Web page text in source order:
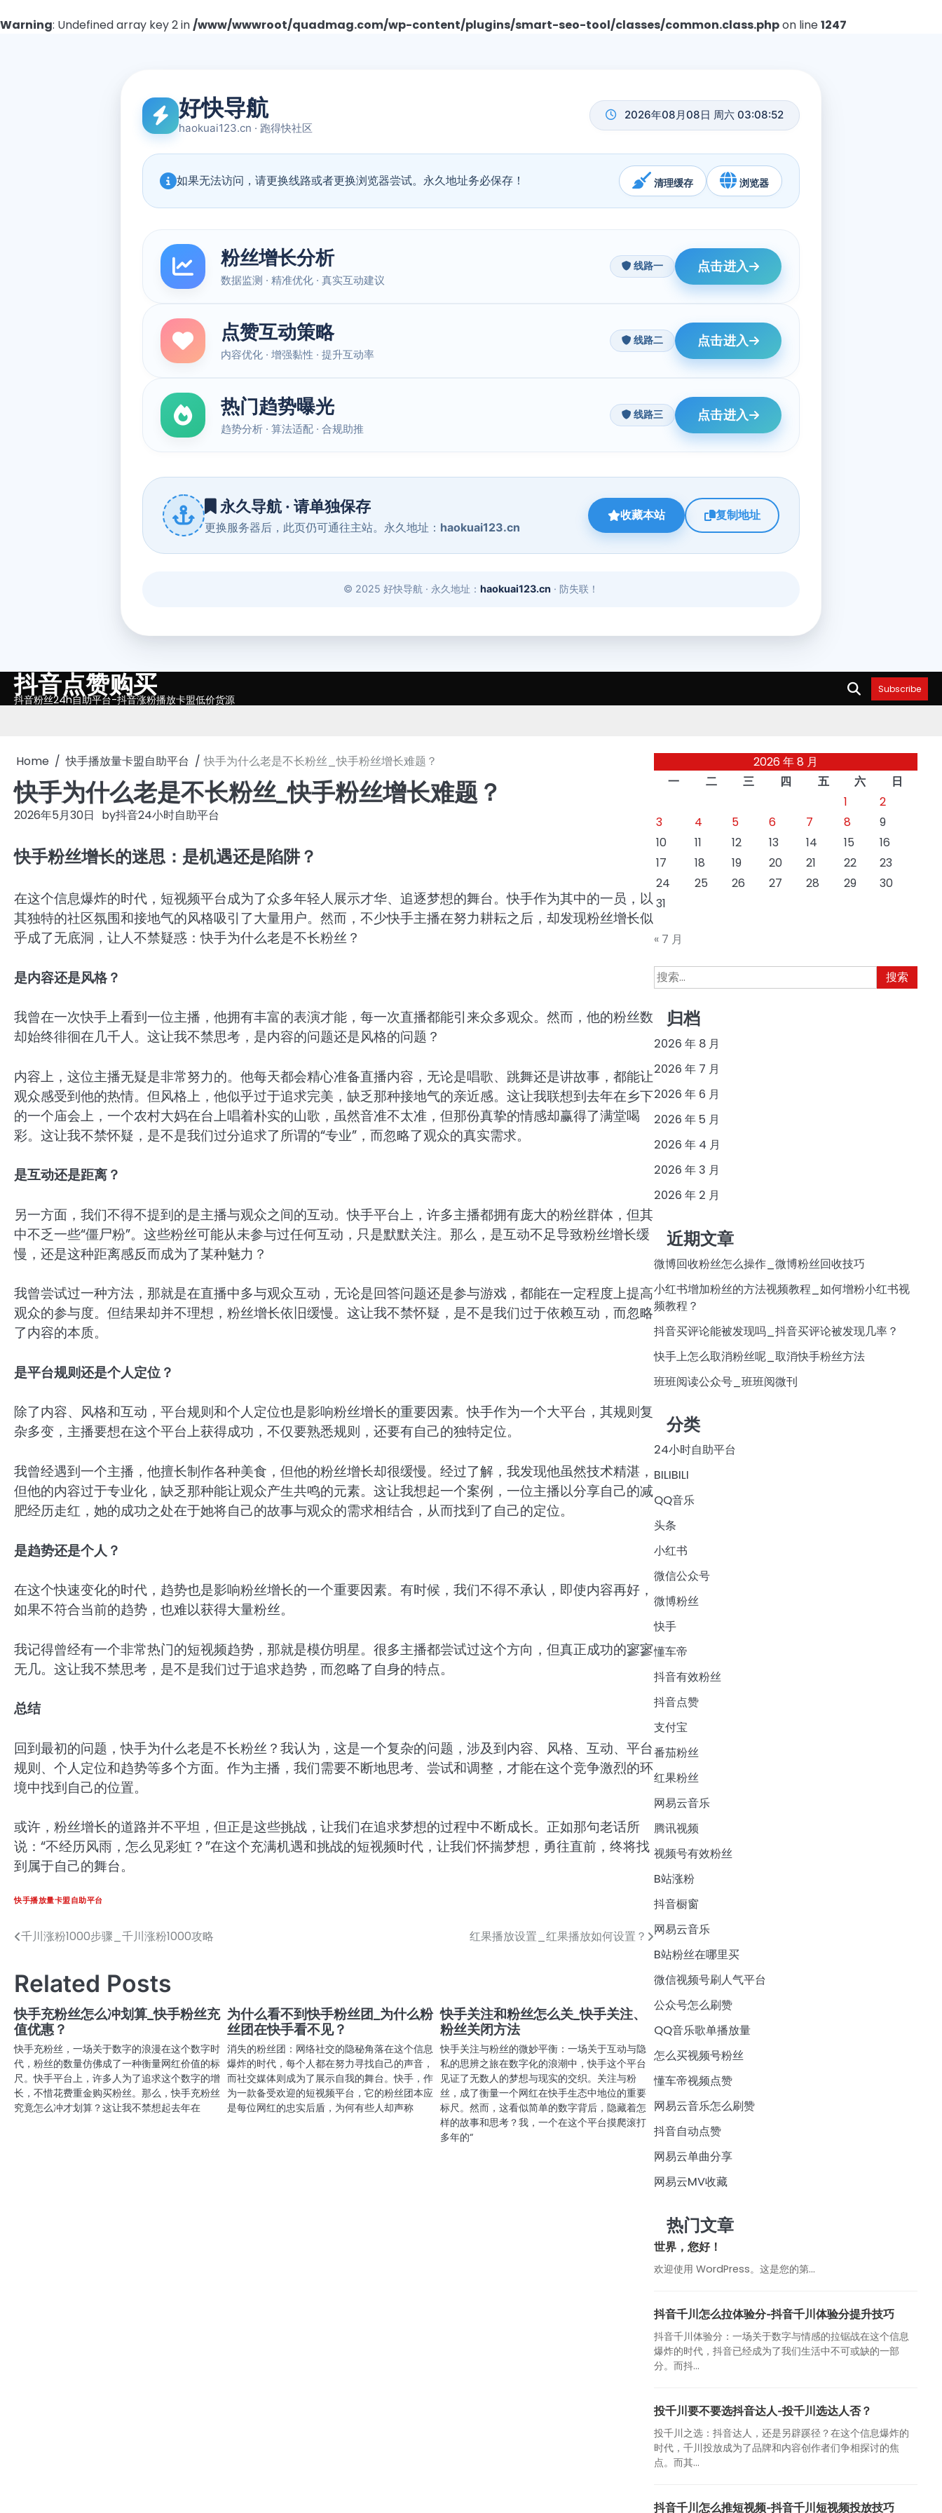
Warning: Undefined array key 2 in/www/wwwroot/quadmag.com/wp-content/plugins/smart-seo-tool/classes/common.class.phpon line1247
Skip抖音点赞购买
抖音粉丝24h自助平台-抖音涨粉播放卡盟低价货源
Subscribe
Home 快手播放量卡盟自助平台 快手为什么老是不长粉丝_快手粉丝增长难题？
快手为什么老是不长粉丝_快手粉丝增长难题？
2026年5月30日 by抖音24小时自助平台
快手粉丝增长的迷思：是机遇还是陷阱？
在这个信息爆炸的时代，短视频平台成为了众多年轻人展示才华、追逐梦想的舞台。快手作为其中的一员，以
其独特的社区氛围和接地气的风格吸引了大量用户。然而，不少快手主播在努力耕耘之后，却发现粉丝增长似
乎成了无底洞，让人不禁疑惑：快手为什么老是不长粉丝？
是内容还是风格？
我曾在一次快手上看到一位主播，他拥有丰富的表演才能，每一次直播都能引来众多观众。然而，他的粉丝数
却始终徘徊在几千人。这让我不禁思考，是内容的问题还是风格的问题？
内容上，这位主播无疑是非常努力的。他每天都会精心准备直播内容，无论是唱歌、跳舞还是讲故事，都能让
观众感受到他的热情。但风格上，他似乎过于追求完美，缺乏那种接地气的亲近感。这让我联想到去年在乡下
的一个庙会上，一个农村大妈在台上唱着朴实的山歌，虽然音准不太准，但那份真挚的情感却赢得了满堂喝
彩。这让我不禁怀疑，是不是我们过分追求了所谓的“专业”，而忽略了观众的真实需求。
是互动还是距离？
另一方面，我们不得不提到的是主播与观众之间的互动。快手平台上，许多主播都拥有庞大的粉丝群体，但其
中不乏一些“僵尸粉”。这些粉丝可能从未参与过任何互动，只是默默关注。那么，是互动不足导致粉丝增长缓
慢，还是这种距离感反而成为了某种魅力？
我曾尝试过一种方法，那就是在直播中多与观众互动，无论是回答问题还是参与游戏，都能在一定程度上提高
观众的参与度。但结果却并不理想，粉丝增长依旧缓慢。这让我不禁怀疑，是不是我们过于依赖互动，而忽略
了内容的本质。
是平台规则还是个人定位？
除了内容、风格和互动，平台规则和个人定位也是影响粉丝增长的重要因素。快手作为一个大平台，其规则复
杂多变，主播要想在这个平台上获得成功，不仅要熟悉规则，还要有自己的独特定位。
我曾经遇到一个主播，他擅长制作各种美食，但他的粉丝增长却很缓慢。经过了解，我发现他虽然技术精湛，
但他的内容过于专业化，缺乏那种能让观众产生共鸣的元素。这让我想起一个案例，一位主播以分享自己的减
肥经历走红，她的成功之处在于她将自己的故事与观众的需求相结合，从而找到了自己的定位。
是趋势还是个人？
在这个快速变化的时代，趋势也是影响粉丝增长的一个重要因素。有时候，我们不得不承认，即使内容再好，
如果不符合当前的趋势，也难以获得大量粉丝。
我记得曾经有一个非常热门的短视频趋势，那就是模仿明星。很多主播都尝试过这个方向，但真正成功的寥寥
无几。这让我不禁思考，是不是我们过于追求趋势，而忽略了自身的特点。
总结
回到最初的问题，快手为什么老是不长粉丝？我认为，这是一个复杂的问题，涉及到内容、风格、互动、平台
规则、个人定位和趋势等多个方面。作为主播，我们需要不断地思考、尝试和调整，才能在这个竞争激烈的环
境中找到自己的位置。
或许，粉丝增长的道路并不平坦，但正是这些挑战，让我们在追求梦想的过程中不断成长。正如那句老话所
说：“不经历风雨，怎么见彩虹？”在这个充满机遇和挑战的短视频时代，让我们怀揣梦想，勇往直前，终将找
到属于自己的舞台。
快手播放量卡盟自助平台
文
导
航
千川涨粉1000步骤_千川涨粉1000攻略 红果播放设置_红果播放如何设置？
Related Posts
快手充粉丝怎么冲划算_快手粉丝充
值优惠？
快手充粉丝，一场关于数字的浪漫在这个数字时
代，粉丝的数量仿佛成了一种衡量网红价值的标
尺。快手平台上，许多人为了追求这个数字的增
长，不惜花费重金购买粉丝。那么，快手充粉丝
究竟怎么冲才划算？这让我不禁想起去年在
为什么看不到快手粉丝团_为什么粉
丝团在快手看不见？
消失的粉丝团：网络社交的隐秘角落在这个信息
爆炸的时代，每个人都在努力寻找自己的声音，
而社交媒体则成为了展示自我的舞台。快手，作
为一款备受欢迎的短视频平台，它的粉丝团本应
是每位网红的忠实后盾，为何有些人却声称
快手关注和粉丝怎么关_快手关注、
粉丝关闭方法
快手关注与粉丝的微妙平衡：一场关于互动与隐
私的思辨之旅在数字化的浪潮中，快手这个平台
见证了无数人的梦想与现实的交织。关注与粉
丝，成了衡量一个网红在快手生态中地位的重要
标尺。然而，这看似简单的数字背后，隐藏着怎
样的故事和思考？我，一个在这个平台摸爬滚打
多年的“
2026 年 8 月
一
二 三 四 五 六
日
1
2
3
4 5 6 7 8
9
10
11 12 13 14 15
16
17
18 19 20 21 22
23
24
25 26 27 28 29
30
31
« 7 月
搜
索：
归档
2026 年 8 月
2026 年 7 月
2026 年 6 月
2026 年 5 月
2026 年 4 月
2026 年 3 月
2026 年 2 月
近期文章
微博回收粉丝怎么操作_微博粉丝回收技巧
小红书增加粉丝的方法视频教程_如何增粉小红书视
频教程？
抖音买评论能被发现吗_抖音买评论被发现几率？
快手上怎么取消粉丝呢_取消快手粉丝方法
班班阅读公众号_班班阅微刊
分类
24小时自助平台
BILIBILI
QQ音乐
头条
小红书
微信公众号
微博粉丝
快手
懂车帝
抖音有效粉丝
抖音点赞
支付宝
番茄粉丝
红果粉丝
网易云音乐
腾讯视频
视频号有效粉丝
B站涨粉
抖音橱窗
网易云音乐
B站粉丝在哪里买
微信视频号刷人气平台
公众号怎么刷赞
QQ音乐歌单播放量
怎么买视频号粉丝
懂车帝视频点赞
网易云音乐怎么刷赞
抖音自动点赞
网易云单曲分享
网易云MV收藏
热门文章
世界，您好！
欢迎使用 WordPress。这是您的第…
抖音千川怎么拉体验分-抖音千川体验分提升技巧
抖音千川体验分：一场关于数字与情感的拉锯战在这个信息
爆炸的时代，抖音已经成为了我们生活中不可或缺的一部
分。而抖...
投千川要不要选抖音达人-投千川选达人否？
投千川之选：抖音达人，还是另辟蹊径？在这个信息爆炸的
时代，千川投放成为了品牌和内容创作者们争相探讨的焦
点。而其...
抖音千川怎么推短视频-抖音千川短视频投放技巧